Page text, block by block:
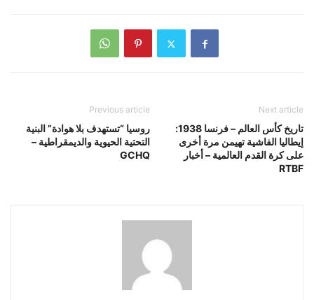
Previous article
روسيا “تستهدف بلا هوادة” البنية
التحتية الحيوية والديمقراطية –
GCHQ
Next article
تاريخ كأس العالم – فرنسا 1938:
إيطاليا الفاشية تهيمن مرة أخرى
على كرة القدم العالمية – أخبار
RTBF